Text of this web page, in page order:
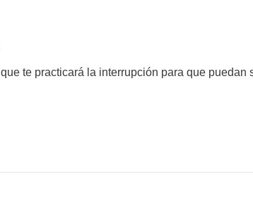
te practicará la interrupción para que puedan